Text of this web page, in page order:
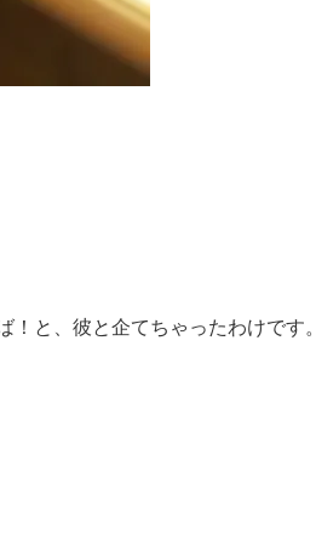
と、彼と企てちゃったわけです。